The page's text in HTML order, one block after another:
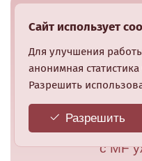
Создайте
с MF
Сайт использует
Для улучшения
анонимная
Разрешить
Разрешить